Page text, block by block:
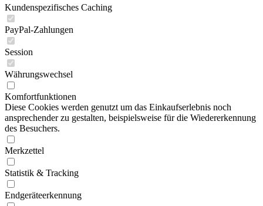
Kundenspezifisches Caching
PayPal-Zahlungen
Session
Währungswechsel
Komfortfunktionen
Diese Cookies werden genutzt um das Einkaufserlebnis noch
ansprechender zu gestalten, beispielsweise für die Wiedererkennung
des Besuchers.
Merkzettel
Statistik & Tracking
Endgeräteerkennung